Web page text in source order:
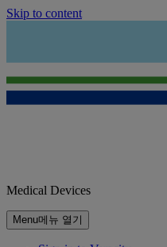
Skip to content
Medical Devices
Menu메뉴 열기